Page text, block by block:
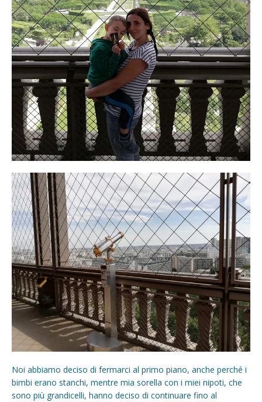
Noi abbiamo deciso di fermarci al primo piano, anche perché i
bimbi erano stanchi, mentre mia sorella con i miei nipoti, che
sono più grandicelli, hanno deciso di continuare fino al